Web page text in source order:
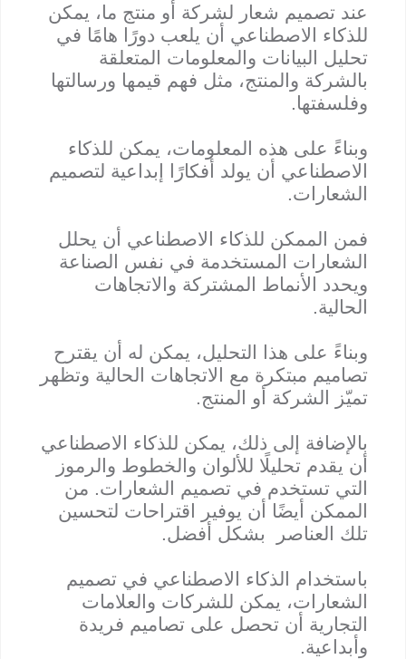
عند تصميم شعار لشركة أو منتج ما، يمكن
للذكاء الاصطناعي أن يلعب دورًا هامًا في
تحليل البيانات والمعلومات المتعلقة
بالشركة والمنتج، مثل فهم قيمها ورسالتها
وفلسفتها.
وبناءً على هذه المعلومات، يمكن للذكاء
الاصطناعي أن يولد أفكارًا إبداعية لتصميم
الشعارات.
فمن الممكن للذكاء الاصطناعي أن يحلل
الشعارات المستخدمة في نفس الصناعة
ويحدد الأنماط المشتركة والاتجاهات
الحالية.
وبناءً على هذا التحليل، يمكن له أن يقترح
تصاميم مبتكرة مع الاتجاهات الحالية وتظهر
تميّز الشركة أو المنتج.
بالإضافة إلى ذلك، يمكن للذكاء الاصطناعي
أن يقدم تحليلًا للألوان والخطوط والرموز
التي تستخدم في تصميم الشعارات. من
الممكن أيضًا أن يوفير اقتراحات لتحسين
تلك العناصر بشكل أفضل.
باستخدام الذكاء الاصطناعي في تصميم
الشعارات، يمكن للشركات والعلامات
التجارية أن تحصل على تصاميم فريدة
وأبداعية.